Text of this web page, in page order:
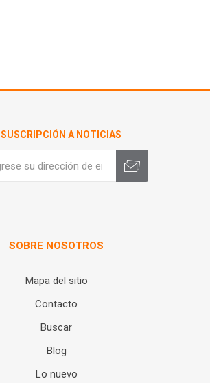
SUSCRIPCIÓN A NOTICIAS
SOBRE NOSOTROS
Mapa del sitio
Contacto
Buscar
Blog
Lo nuevo